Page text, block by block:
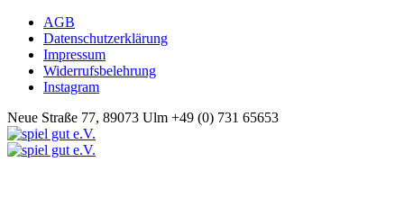
AGB
Datenschutzerklärung
Impressum
Widerrufsbelehrung
Instagram
Neue Straße 77, 89073 Ulm +49 (0) 731 65653